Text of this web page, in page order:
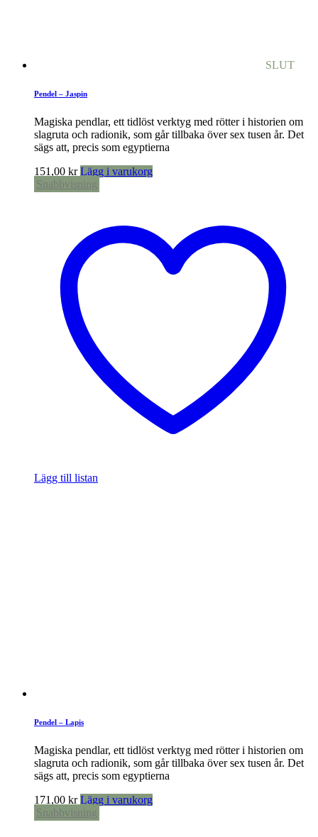
SLUT
Pendel – Jaspin
Magiska pendlar, ett tidlöst verktyg med rötter i historien om
slagruta och radionik, som går tillbaka över sex tusen år. Det
sägs att, precis som egyptierna
151,00 kr Lägg i varukorg
Snabbvisning
Lägg till listan
Pendel – Lapis
Magiska pendlar, ett tidlöst verktyg med rötter i historien om
slagruta och radionik, som går tillbaka över sex tusen år. Det
sägs att, precis som egyptierna
171,00 kr Lägg i varukorg
Snabbvisning